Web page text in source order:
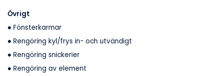
Övrigt
● Fönsterkarmar
● Rengöring kyl/frys in- och utvändigt
● Rengöring snickerier
● Rengöring av element